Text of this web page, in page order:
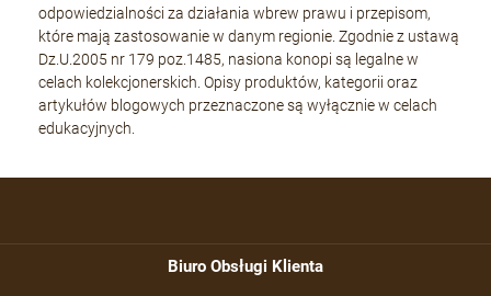
odpowiedzialności za działania wbrew prawu i przepisom,
które mają zastosowanie w danym regionie. Zgodnie z ustawą
Dz.U.2005 nr 179 poz.1485, nasiona konopi są legalne w
celach kolekcjonerskich. Opisy produktów, kategorii oraz
artykułów blogowych przeznaczone są wyłącznie w celach
edukacyjnych.
Biuro Obsługi Klienta